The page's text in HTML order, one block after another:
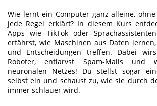
Wie lernt ein Computer ganz alleine,
jede Regel erklärt? In diesem Kurs
Apps wie TikTok oder
erfährst, wie Maschinen aus Daten
und Entscheidungen treffen. Dabei
Roboter, entlarvst Spam-Mails und
neuronalen Netzes! Du stellst sogar
selbst ein und schaust zu, wie sie durch
immer schlauer wird.